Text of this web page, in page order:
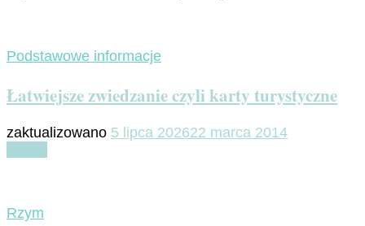
Podstawowe informacje
Łatwiejsze zwiedzanie czyli karty turystyczne
zaktualizowano 5 lipca 202622 marca 2014
Rzym